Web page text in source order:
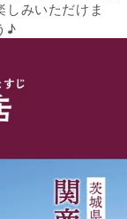
しみいただけま
♪